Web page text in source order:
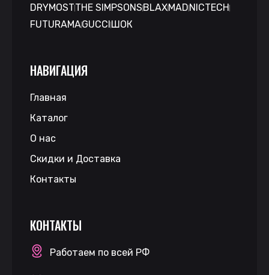
DRYMOSTTHE SIMPSONSBLAXMADNICTECH
FUTURAMAGUCCIШОК
НАВИГАЦИЯ
Главная
Каталог
О нас
Скидки и Доставка
Контакты
КОНТАКТЫ
Работаем по всей РФ